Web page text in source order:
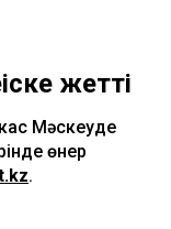
жетті
Мәскеуде
өнер
.